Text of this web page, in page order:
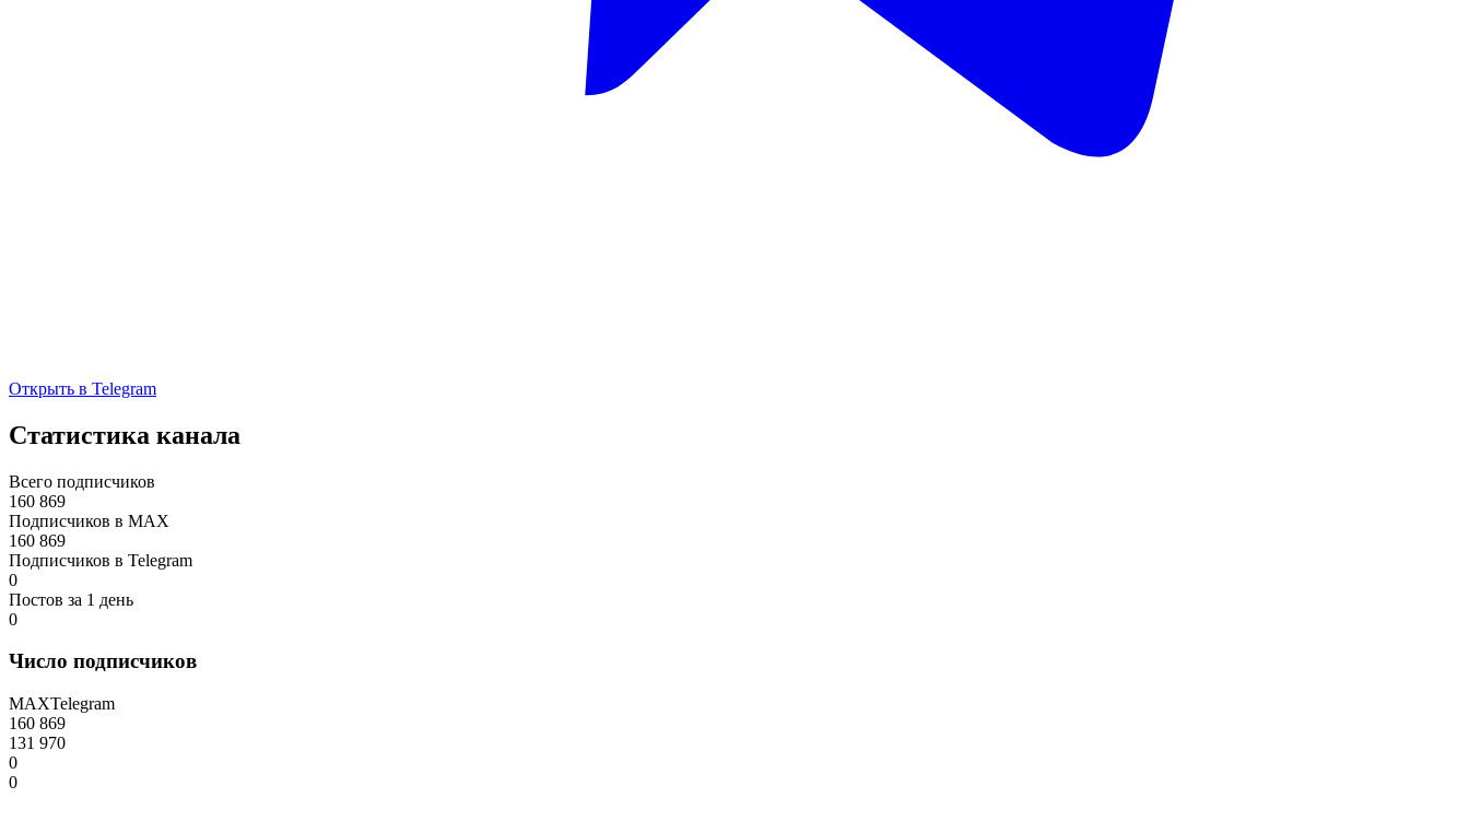
Открыть в Telegram
Статистика канала
Всего подписчиков
160 869
Подписчиков в MAX
160 869
Подписчиков в Telegram
0
Постов за 1 день
0
Число подписчиков
MAXTelegram
160 869
131 970
0
0